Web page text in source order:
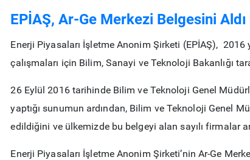
EPİAŞ, Ar-Ge Merkezi Belgesini Aldı
Enerji Piyasaları İşletme Anonim Şirketi (EPİAŞ), 2016
çalışmaları için Bilim, Sanayi ve Teknoloji Bakanlığı
26 Eylül 2016 tarihinde Bilim ve Teknoloji Genel
yaptığı sunumun ardından, Bilim ve Teknoloji Genel
edildiğini ve ülkemizde bu belgeyi alan sayılı firmalar
Enerji Piyasaları İşletme Anonim Şirketi’nin Ar-Ge